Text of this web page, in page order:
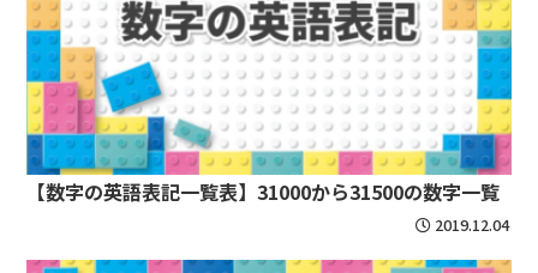
【数字の英語表記一覧表】31000から31500の数字一覧
2019.12.04